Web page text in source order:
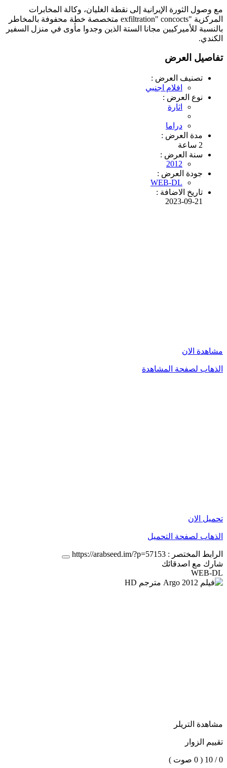
مع وصول الثورة الإيرانية إلى نقطة الغليان، وكالة المخابرات
المركزية "exfiltration" concocts متخصصة خطة محفوفة بالمخاطر
بالنسبة للأميركيين مجانا الستة الذين وجدوا مأوى في منزل السفير
الكندي.
تفاصيل العرض
تصنيف العرض :
افلام اجنبي
نوع العرض :
اثارة
دراما
مدة العرض :
2 ساعة
سنة العرض :
2012
جودة العرض :
WEB-DL
تاريخ الاضافة :
2023-09-21
مشاهدة الان
الذهاب لصفحة المشاهدة
تحميل الان
الذهاب لصفحة التحميل
الرابط المختصر : https://arabseed.im/?p=57153
شارك مع اصدقائك
WEB-DL
مشاهدة التريلر
تقييم الزوار
0 / 10 ( 0 صوت )